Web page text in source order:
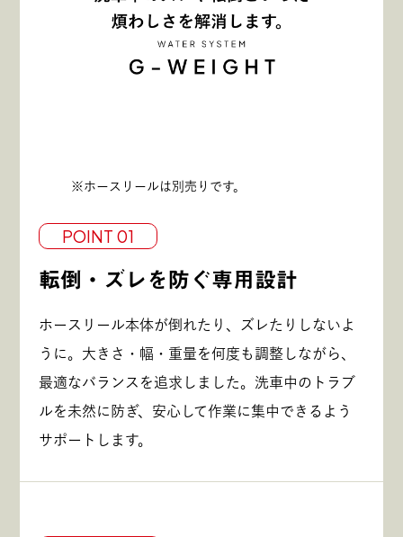
※ホースリールは別売りです。
POINT 01
転倒・ズレを防ぐ専用設計
ホースリール本体が倒れたり、ズレたりしないよ
うに。大きさ・幅・重量を何度も調整しながら、
最適なバランスを追求しました。洗車中のトラブ
ルを未然に防ぎ、安心して作業に集中できるよう
サポートします。